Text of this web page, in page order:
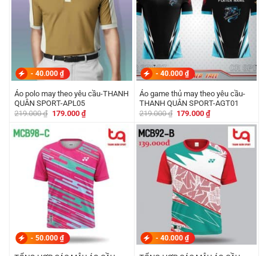
- 40.000 ₫
Áo polo may theo yêu cầu-THANH
QUÂN SPORT-APL05
219.000₫ Giá
179.000 ₫Giá
hiện
179.000 ₫.
- 40.000 ₫
Áo game thủ may theo yêu cầu-
THANH QUÂN SPORT-AGT01
219.000₫ Giá
là:
179.000₫Giá
tại
179.000 ₫.
- 50.000 ₫ - 40.000 ₫